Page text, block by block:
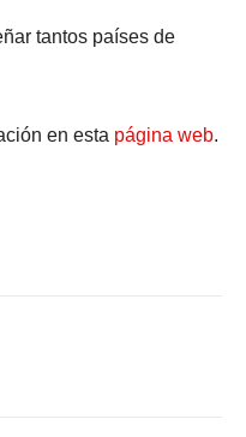
tantos países de
en esta página web.